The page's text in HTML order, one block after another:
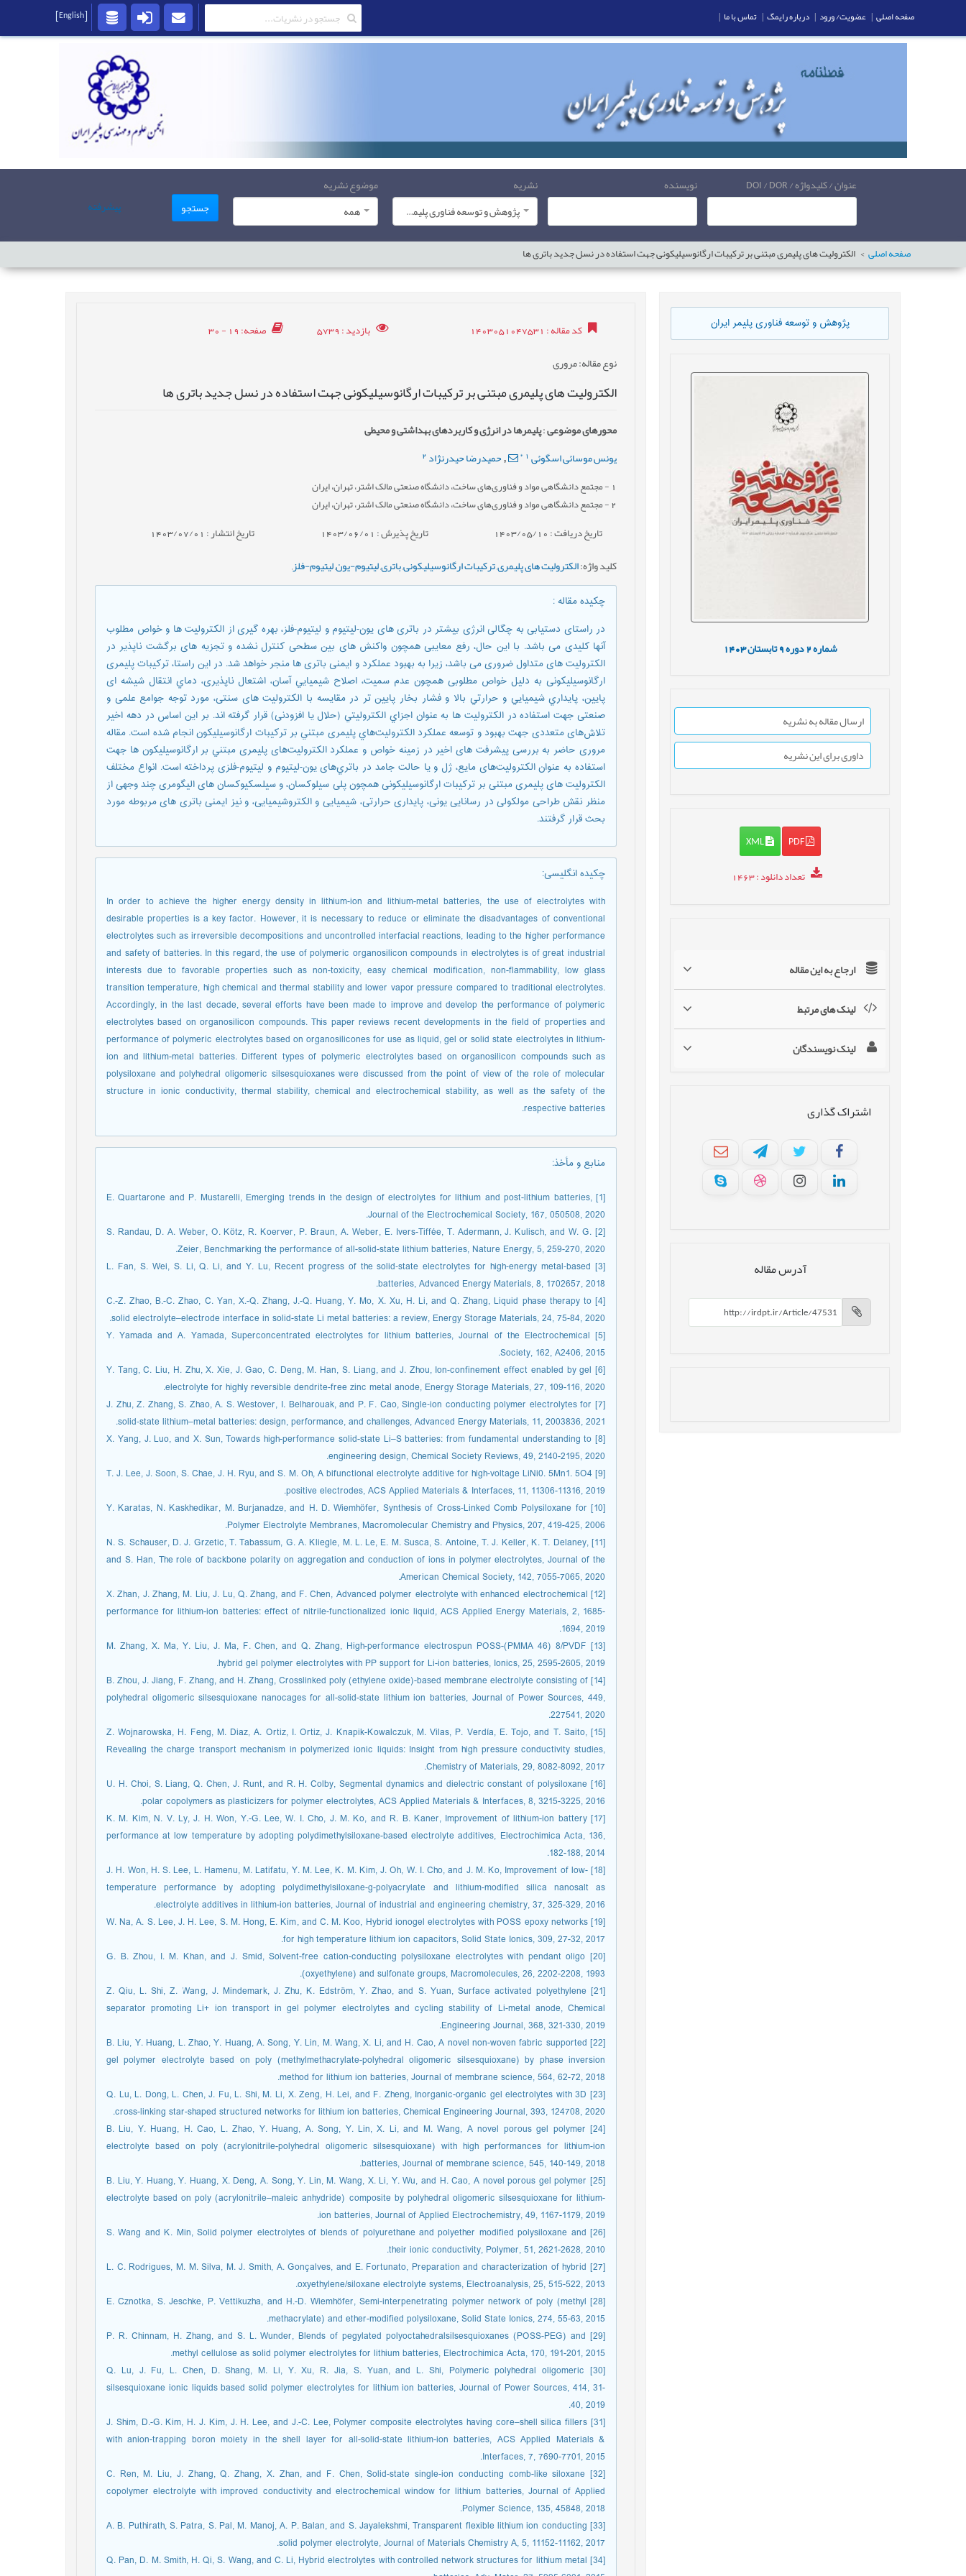
عنوان / کلیدواژه / DOI / DOR نویسنده
نشریه
پژوهش و توسعه فناوری پلیمر ایران
موضوع نشریه
همه
جستجو پیشرفته
صفحه اصلی الکترولیت های پلیمری مبتنی بر ترکیبات ارگانوسیلیکونی جهت استفاده در نسل جدید باتری ها
پژوهش و توسعه فناوری پلیمر ایران
شماره دوره تابستان1403
ارسال مقاله به نشریه
داوری برای این نشریه
PDF
XML
تعداد دانلود: 1463
ارجاع به این مقاله
لینک های مرتبط
لینک نویسندگان
اشتراک گذاری
آدرس مقاله
کد مقاله: 1403051047531 بازدید: 5739 صفحه: 19 - 30
نوع مقاله: مروری
الکترولیت های پلیمری مبتنی بر ترکیبات ارگانوسیلیکونی جهت استفاده در نسل جدید باتری ها
محورهای موضوعی:پلیمرها در انرژی و کاربردهای بهداشتی و محیطی
یونس موسائی اسگوئی 1
*
,حمیدرضا حیدرنژاد2
1 - مجتمع دانشگاهی مواد و فناوری‌های ساخت، دانشگاه صنعتی مالک اشتر، تهران، ایران
2- مجتمع دانشگاهی مواد و فناوری‌های ساخت، دانشگاه صنعتی مالک اشتر، تهران، ایران
تاریخ دریافت : 1403/05/10 تاریخ پذیرش : 1403/06/01 تاریخ انتشار : 1403/07/01
کلید واژه:الکترولیت های پلیمری,ترکیبات ارگانوسیلیکونی,باتری,لیتیوم-یون,لیتیوم-فلز,
چکیده مقاله:
در راستای دستیابی به چگالی انرژی بیشتر در باتری های یون-لیتیوم و لیتیوم-فلز، بهره گیری از الکترولیت ها و خواص مطلوب
آنها کلیدی می باشد. با این حال، رفع معایبی همچون واکنش های بین سطحی کنترل نشده و تجزیه های برگشت ناپذیر در
الکترولیت های متداول ضروری می باشد، زیرا به بهبود عملکرد و ایمنی باتری ها منجر خواهد شد. در این راستا، ترکیبات پلیمری
ارگانوسیلیکونی به دليل خواص مطلوبی همچون عدم سمیت، اصلاح شيميايي آسان، اشتعال ناپذیری، دماي انتقال شيشه ای
پايين، پايداري شيميايي و حرارتي بالا و فشار بخار پایین تر در مقایسه با الکترولیت های سنتی، مورد توجه جوامع علمی و
صنعتی جهت استفاده در الکترولیت ها به عنوان اجزاي الکتروليتي (حلال یا افزودنی) قرار گرفته اند. بر این اساس در دهه اخیر
تلاش‌های متعددی جهت بهبود و توسعه عملکرد الکتروليت‌هاي پليمری مبتني بر ترکيبات ارگانوسيليکون انجام شده است. مقاله
مروری حاضر به بررسی پیشرفت های اخیر در زمینه خواص و عملکرد الکتروليت‌های پليمری مبتني بر ارگانوسيليکون ها جهت
استفاده به عنوان الکتروليت‌های مايع، ژل و یا حالت جامد در باتري‌های يون-ليتيوم و ليتيوم-فلزی پرداخته است. انواع مختلف
الکترولیت های پليمری مبتنی بر ترکيبات ارگانوسيليکونی همچون پلی سيلوکسان، و سيلسکيوکسان های اليگومری چند وجهی از
منظر نقش طراحی مولکولی در رسانايی يونی، پايداری حرارتی، شيميايی و الکتروشيميايی، و نیز ايمنی باتری های مربوطه مورد
بحث قرار گرفتند.
چکیده انگلیسی:
In order to achieve the higher energy density in lithium-ion and lithium-metal batteries, the use of electrolytes with
desirable properties is a key factor. However, it is necessary to reduce or eliminate the disadvantages of conventional
electrolytes such as irreversible decompositions and uncontrolled interfacial reactions, leading to the higher performance
and safety of batteries. In this regard, the use of polymeric organosilicon compounds in electrolytes is of great industrial
interests due to favorable properties such as non-toxicity, easy chemical modification, non-flammability, low glass
transition temperature, high chemical and thermal stability and lower vapor pressure compared to traditional electrolytes.
Accordingly, in the last decade, several efforts have been made to improve and develop the performance of polymeric
electrolytes based on organosilicon compounds. This paper reviews recent developments in the field of properties and
performance of polymeric electrolytes based on organosilicones for use as liquid, gel or solid state electrolytes in lithium-
ion and lithium-metal batteries. Different types of polymeric electrolytes based on organosilicon compounds such as
polysiloxane and polyhedral oligomeric silsesquioxanes were discussed from the point of view of the role of molecular
structure in ionic conductivity, thermal stability, chemical and electrochemical stability, as well as the safety of the
respective batteries.
منابع و مأخذ:
[1] E. Quartarone and P. Mustarelli, Emerging trends in the design of electrolytes for lithium and post-lithium batteries,
Journal of the Electrochemical Society, 167, 050508, 2020.
[2] S. Randau, D. A. Weber, O. Kötz, R. Koerver, P. Braun, A. Weber, E. Ivers-Tiffée, T. Adermann, J. Kulisch, and W. G.
Zeier, Benchmarking the performance of all-solid-state lithium batteries, Nature Energy, 5, 259-270, 2020.
[3] L. Fan, S. Wei, S. Li, Q. Li, and Y. Lu, Recent progress of the solid‐state electrolytes for high‐energy metal‐based
batteries, Advanced Energy Materials, 8, 1702657, 2018.
[4] C.-Z. Zhao, B.-C. Zhao, C. Yan, X.-Q. Zhang, J.-Q. Huang, Y. Mo, X. Xu, H. Li, and Q. Zhang, Liquid phase therapy to
solid electrolyte–electrode interface in solid-state Li metal batteries: a review, Energy Storage Materials, 24, 75-84, 2020.
[5] Y. Yamada and A. Yamada, Superconcentrated electrolytes for lithium batteries, Journal of the Electrochemical
Society, 162, A2406, 2015.
[6] Y. Tang, C. Liu, H. Zhu, X. Xie, J. Gao, C. Deng, M. Han, S. Liang, and J. Zhou, Ion-confinement effect enabled by gel
electrolyte for highly reversible dendrite-free zinc metal anode, Energy Storage Materials, 27, 109-116, 2020.
[7] J. Zhu, Z. Zhang, S. Zhao, A. S. Westover, I. Belharouak, and P. F. Cao, Single‐ion conducting polymer electrolytes for
solid‐state lithium–metal batteries: design, performance, and challenges, Advanced Energy Materials, 11, 2003836, 2021.
[8] X. Yang, J. Luo, and X. Sun, Towards high-performance solid-state Li–S batteries: from fundamental understanding to
engineering design, Chemical Society Reviews, 49, 2140-2195, 2020.
[9] T. J. Lee, J. Soon, S. Chae, J. H. Ryu, and S. M. Oh, A bifunctional electrolyte additive for high-voltage LiNi0. 5Mn1. 5O4
positive electrodes, ACS Applied Materials & Interfaces, 11, 11306-11316, 2019.
[10] Y. Karatas, N. Kaskhedikar, M. Burjanadze, and H. D. Wiemhöfer, Synthesis of Cross‐Linked Comb Polysiloxane for
Polymer Electrolyte Membranes, Macromolecular Chemistry and Physics, 207, 419-425, 2006.
[11] N. S. Schauser, D. J. Grzetic, T. Tabassum, G. A. Kliegle, M. L. Le, E. M. Susca, S. Antoine, T. J. Keller, K. T. Delaney,
and S. Han, The role of backbone polarity on aggregation and conduction of ions in polymer electrolytes, Journal of the
American Chemical Society, 142, 7055-7065, 2020.
[12] X. Zhan, J. Zhang, M. Liu, J. Lu, Q. Zhang, and F. Chen, Advanced polymer electrolyte with enhanced electrochemical
performance for lithium-ion batteries: effect of nitrile-functionalized ionic liquid, ACS Applied Energy Materials, 2, 1685-
1694, 2019.
[13] M. Zhang, X. Ma, Y. Liu, J. Ma, F. Chen, and Q. Zhang, High-performance electrospun POSS-(PMMA 46) 8/PVDF
hybrid gel polymer electrolytes with PP support for Li-ion batteries, Ionics, 25, 2595-2605, 2019.
[14] B. Zhou, J. Jiang, F. Zhang, and H. Zhang, Crosslinked poly (ethylene oxide)-based membrane electrolyte consisting of
polyhedral oligomeric silsesquioxane nanocages for all-solid-state lithium ion batteries, Journal of Power Sources, 449,
227541, 2020.
[15] Z. Wojnarowska, H. Feng, M. Diaz, A. Ortiz, I. Ortiz, J. Knapik-Kowalczuk, M. Vilas, P. Verdía, E. Tojo, and T. Saito,
Revealing the charge transport mechanism in polymerized ionic liquids: Insight from high pressure conductivity studies,
Chemistry of Materials, 29, 8082-8092, 2017.
[16] U. H. Choi, S. Liang, Q. Chen, J. Runt, and R. H. Colby, Segmental dynamics and dielectric constant of polysiloxane
polar copolymers as plasticizers for polymer electrolytes, ACS Applied Materials & Interfaces, 8, 3215-3225, 2016.
[17] K. M. Kim, N. V. Ly, J. H. Won, Y.-G. Lee, W. I. Cho, J. M. Ko, and R. B. Kaner, Improvement of lithium-ion battery
performance at low temperature by adopting polydimethylsiloxane-based electrolyte additives, Electrochimica Acta, 136,
182-188, 2014.
[18] J. H. Won, H. S. Lee, L. Hamenu, M. Latifatu, Y. M. Lee, K. M. Kim, J. Oh, W. I. Cho, and J. M. Ko, Improvement of low-
temperature performance by adopting polydimethylsiloxane-g-polyacrylate and lithium-modified silica nanosalt as
electrolyte additives in lithium-ion batteries, Journal of industrial and engineering chemistry, 37, 325-329, 2016.
[19] W. Na, A. S. Lee, J. H. Lee, S. M. Hong, E. Kim, and C. M. Koo, Hybrid ionogel electrolytes with POSS epoxy networks
for high temperature lithium ion capacitors, Solid State Ionics, 309, 27-32, 2017.
[20] G. B. Zhou, I. M. Khan, and J. Smid, Solvent-free cation-conducting polysiloxane electrolytes with pendant oligo
(oxyethylene) and sulfonate groups, Macromolecules, 26, 2202-2208, 1993.
[21] Z. Qiu, L. Shi, Z. Wang, J. Mindemark, J. Zhu, K. Edström, Y. Zhao, and S. Yuan, Surface activated polyethylene
separator promoting Li+ ion transport in gel polymer electrolytes and cycling stability of Li-metal anode, Chemical
Engineering Journal, 368, 321-330, 2019.
[22] B. Liu, Y. Huang, L. Zhao, Y. Huang, A. Song, Y. Lin, M. Wang, X. Li, and H. Cao, A novel non-woven fabric supported
gel polymer electrolyte based on poly (methylmethacrylate-polyhedral oligomeric silsesquioxane) by phase inversion
method for lithium ion batteries, Journal of membrane science, 564, 62-72, 2018.
[23] Q. Lu, L. Dong, L. Chen, J. Fu, L. Shi, M. Li, X. Zeng, H. Lei, and F. Zheng, Inorganic-organic gel electrolytes with 3D
cross-linking star-shaped structured networks for lithium ion batteries, Chemical Engineering Journal, 393, 124708, 2020.
[24] B. Liu, Y. Huang, H. Cao, L. Zhao, Y. Huang, A. Song, Y. Lin, X. Li, and M. Wang, A novel porous gel polymer
electrolyte based on poly (acrylonitrile-polyhedral oligomeric silsesquioxane) with high performances for lithium-ion
batteries, Journal of membrane science, 545, 140-149, 2018.
[25] B. Liu, Y. Huang, Y. Huang, X. Deng, A. Song, Y. Lin, M. Wang, X. Li, Y. Wu, and H. Cao, A novel porous gel polymer
electrolyte based on poly (acrylonitrile–maleic anhydride) composite by polyhedral oligomeric silsesquioxane for lithium-
ion batteries, Journal of Applied Electrochemistry, 49, 1167-1179, 2019.
[26] S. Wang and K. Min, Solid polymer electrolytes of blends of polyurethane and polyether modified polysiloxane and
their ionic conductivity, Polymer, 51, 2621-2628, 2010.
[27] L. C. Rodrigues, M. M. Silva, M. J. Smith, A. Gonçalves, and E. Fortunato, Preparation and characterization of hybrid
oxyethylene/siloxane electrolyte systems, Electroanalysis, 25, 515-522, 2013.
[28] E. Cznotka, S. Jeschke, P. Vettikuzha, and H.-D. Wiemhöfer, Semi-interpenetrating polymer network of poly (methyl
methacrylate) and ether-modified polysiloxane, Solid State Ionics, 274, 55-63, 2015.
[29] P. R. Chinnam, H. Zhang, and S. L. Wunder, Blends of pegylated polyoctahedralsilsesquioxanes (POSS-PEG) and
methyl cellulose as solid polymer electrolytes for lithium batteries, Electrochimica Acta, 170, 191-201, 2015.
[30] Q. Lu, J. Fu, L. Chen, D. Shang, M. Li, Y. Xu, R. Jia, S. Yuan, and L. Shi, Polymeric polyhedral oligomeric
silsesquioxane ionic liquids based solid polymer electrolytes for lithium ion batteries, Journal of Power Sources, 414, 31-
40, 2019.
[31] J. Shim, D.-G. Kim, H. J. Kim, J. H. Lee, and J.-C. Lee, Polymer composite electrolytes having core–shell silica fillers
with anion-trapping boron moiety in the shell layer for all-solid-state lithium-ion batteries, ACS Applied Materials &
Interfaces, 7, 7690-7701, 2015.
[32] C. Ren, M. Liu, J. Zhang, Q. Zhang, X. Zhan, and F. Chen, Solid-state single-ion conducting comb-like siloxane
copolymer electrolyte with improved conductivity and electrochemical window for lithium batteries, Journal of Applied
Polymer Science, 135, 45848, 2018.
[33] A. B. Puthirath, S. Patra, S. Pal, M. Manoj, A. P. Balan, and S. Jayalekshmi, Transparent flexible lithium ion conducting
solid polymer electrolyte, Journal of Materials Chemistry A, 5, 11152-11162, 2017.
[34] Q. Pan, D. M. Smith, H. Qi, S. Wang, and C. Li, Hybrid electrolytes with controlled network structures for lithium metal
صفحه اصلی | عضویت/ ورود | درباره رایمگ | تماس با ما |
[English]